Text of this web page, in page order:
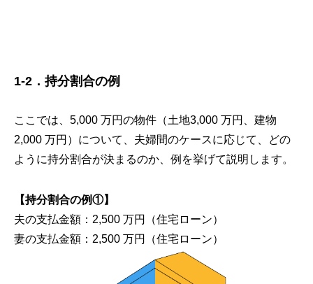
1-2．持分割合の例
ここでは、5,000 万円の物件（土地3,000 万円、建物
2,000 万円）について、夫婦間のケースに応じて、どの
ように持分割合が決まるのか、例を挙げて説明します。
【持分割合の例①】
夫の支払金額：2,500 万円（住宅ローン）
妻の支払金額：2,500 万円（住宅ローン）